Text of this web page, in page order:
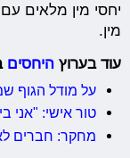
יחסי מין מלאים
מין.
עוד בערוץהיחסים
על מודל הגוף
טור אישי: "אני
מחקר: חברים